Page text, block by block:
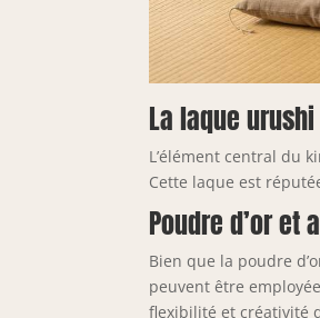
La laque urushi
L’élément central du
Cette laque est
Poudre d’or et
Bien que la poudre
peuvent être
flexibilité et créativité